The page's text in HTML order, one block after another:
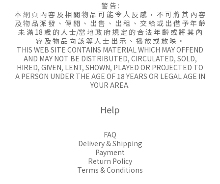
警 告 :
本 網 頁 內 容 及 相 關 物 品 可 能 令 人 反 感 ， 不 可 將 其 內 容
及 物 品 派 發 、 傳 閱 、 出 售 、 出 租 、 交 給 或 出 借 予 年 齡
未 滿 18 歲 的 人 士/當 地 政 府 規 定 的 合 法 年 齡 或 將 其 內
容 及 物 品 向 該 等 人 士 出 示 、 播 放 或 放 映 。
THIS WEB SITE CONTAINS MATERIAL WHICH MAY OFFEND
AND MAY NOT BE DISTRIBUTED, CIRCULATED, SOLD,
HIRED, GIVEN, LENT, SHOWN, PLAYED OR PROJECTED TO
A PERSON UNDER THE AGE OF 18 YEARS OR LEGAL AGE IN
YOUR AREA.
Help
FAQ
Delivery & Shipping
Payment
Return Policy
Terms & Conditions